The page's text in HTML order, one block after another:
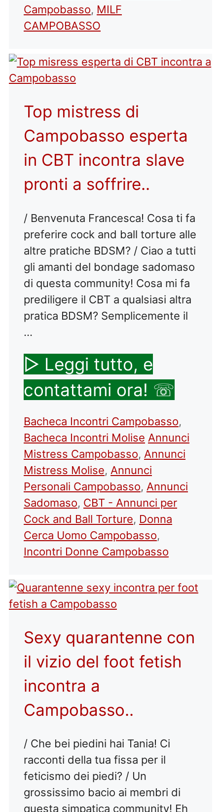
Campobasso, MILF
CAMPOBASSO
Top mistress di
Campobasso esperta
in CBT incontra slave
pronti a soffrire..
/ Benvenuta Francesca! Cosa ti fa
preferire cock and ball torture alle
altre pratiche BDSM? / Ciao a tutti
gli amanti del bondage sadomaso
di questa community! Cosa mi fa
prediligere il CBT a qualsiasi altra
pratica BDSM? Semplicemente il
…
▷ Leggi tutto, e
contattami ora! ☏
Categorie
Bacheca Incontri Campobasso,
Bacheca Incontri Molise Tag
Annunci
Mistress Campobasso, Annunci
Mistress Molise, Annunci
Personali Campobasso, Annunci
Sadomaso, CBT - Annunci per
Cock and Ball Torture, Donna
Cerca Uomo Campobasso,
Incontri Donne Campobasso
Sexy quarantenne con
il vizio del foot fetish
incontra a
Campobasso..
/ Che bei piedini hai Tania! Ci
racconti della tua fissa per il
feticismo dei piedi? / Un
grossissimo bacio ai membri di
questa simpatica community! Eh